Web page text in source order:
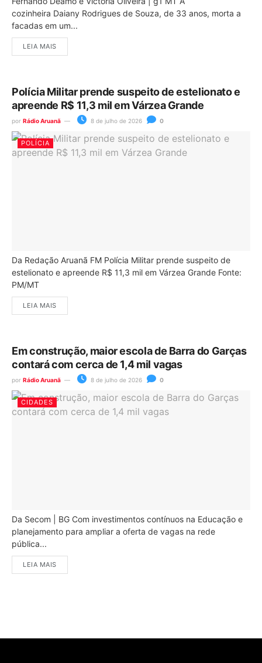
cozinheira Daiany Rodrigues de Souza, de 33 anos, morta a
facadas em um...
LEIA MAIS
Polícia Militar prende suspeito de estelionato e
apreende R$ 11,3 mil em Várzea Grande
por Rádio Aruanã 8 de julho de 2026 0
POLÍCIA
Da Redação Aruanã FM Polícia Militar prende suspeito de
estelionato e apreende R$ 11,3 mil em Várzea Grande Fonte:
PM/MT
LEIA MAIS
Em construção, maior escola de Barra do Garças
contará com cerca de 1,4 mil vagas
por Rádio Aruanã 8 de julho de 2026 0
CIDADES
Da Secom | BG Com investimentos contínuos na Educação e
planejamento para ampliar a oferta de vagas na rede
pública...
LEIA MAIS